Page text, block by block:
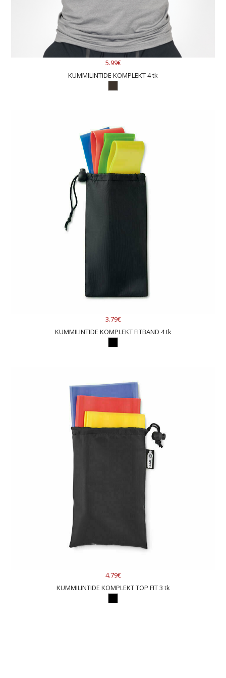
5.99€
KUMMILINTIDE KOMPLEKT 4 tk
3.79€
KUMMILINTIDE KOMPLEKT FITBAND 4 tk
4.79€
KUMMILINTIDE KOMPLEKT TOP FIT 3 tk